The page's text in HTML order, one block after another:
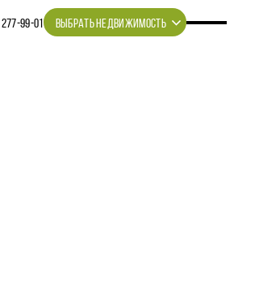
ВЫБРАТЬ НЕДВИЖИМОСТЬ